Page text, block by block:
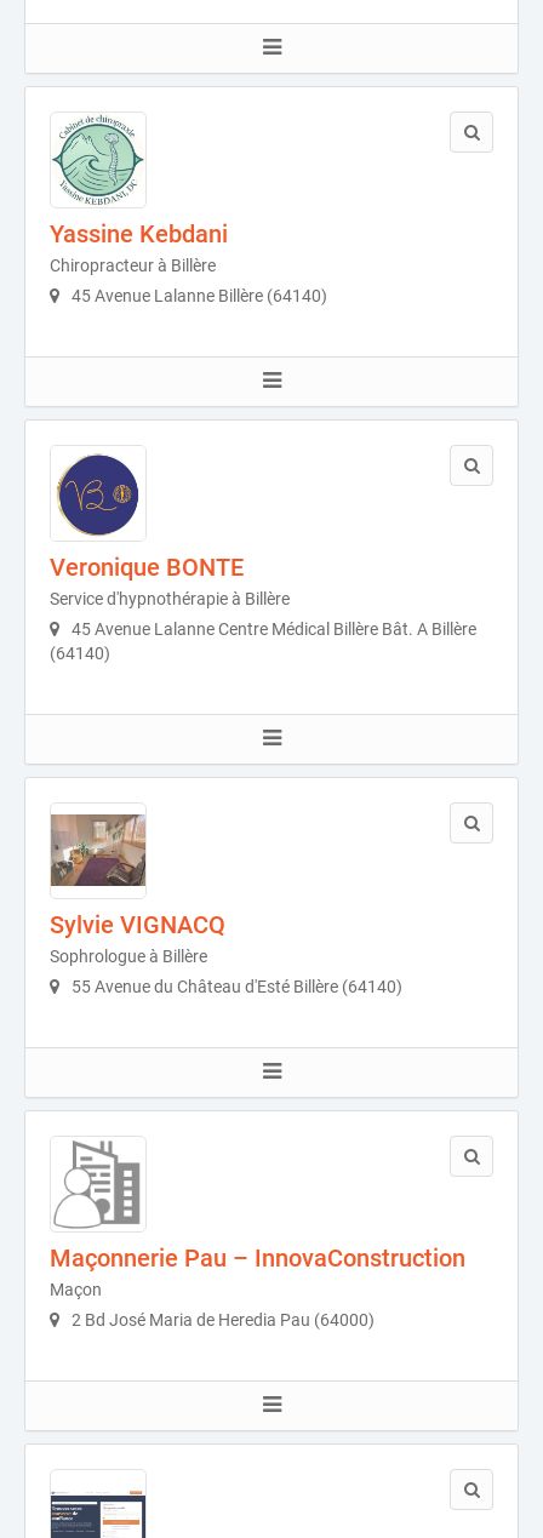
Yassine Kebdani
Chiropracteur à Billère
45 Avenue Lalanne Billère (64140)
Veronique BONTE
Service d'hypnothérapie à Billère
45 Avenue Lalanne Centre Médical Billère Bât. A Billère
(64140)
Sylvie VIGNACQ
Sophrologue à Billère
55 Avenue du Château d'Esté Billère (64140)
Maçonnerie Pau – InnovaConstruction
Maçon
2 Bd José Maria de Heredia Pau (64000)